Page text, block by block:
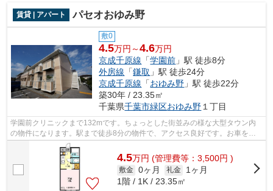
賃貸 | アパート パセオおゆみ野
敷0
4.5万円～4.6万円
京成千原線 「学園前 」駅 徒歩8分
外房線 「鎌取 」駅 徒歩24分
京成千原線 「おゆみ野 」駅 徒歩22分
築30年 / 23.35㎡
千葉県千葉市緑区おゆみ野 １丁目
学園前クリニックまで132mです。ちょっとした街並みの様な大型タウン内
の物件になります。駅まで徒歩8分の物件で、アクセス良好です。お車をお
持ちの方にもオススメの、自走式駐車場を...
4.5万円 (管理費等：3,500円 )
敷金 0ヶ月 礼金
1ヶ月
1階 / 1K / 23.35㎡